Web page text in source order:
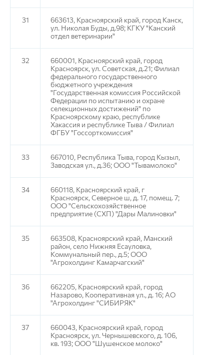
31
663613, Красноярский край, город Канск,
ул. Николая Буды, д.98; КГКУ "Канский
отдел ветеринарии"
32
660001, Красноярский край, город
Красноярск, ул. Советская, д.21; Филиал
федерального государственного
бюджетного учреждения
"Государственная комиссия Российской
Федерации по испытанию и охране
селекционных достижений" по
Красноярскому краю, республике
Хакассия и республике Тыва / Филиал
ФГБУ "Госсорткомиссия"
33
667010, Республика Тыва, город Кызыл,
Заводская ул., д.36; ООО "Тывамолоко"
34
660118, Красноярский край, г
Красноярск, Северное ш, д. 17, помещ. 7;
ООО "Сельскохозяйственное
предприятие (СХП) "Дары Малиновки"
35
663508, Красноярский край, Манский
район, село Нижняя Есауловка,
Коммунальный пер., д.5; ООО
"Агрохолдинг Камарчагский"
36
662205, Красноярский край, город
Назарово, Кооперативная ул., д. 16; АО
"Агрохолдинг "СИБИРЯК"
37
660043, Красноярский край, город
Красноярск, ул. Чернышевского, д. 106,
кв. 193; ООО "Шушенское молоко"